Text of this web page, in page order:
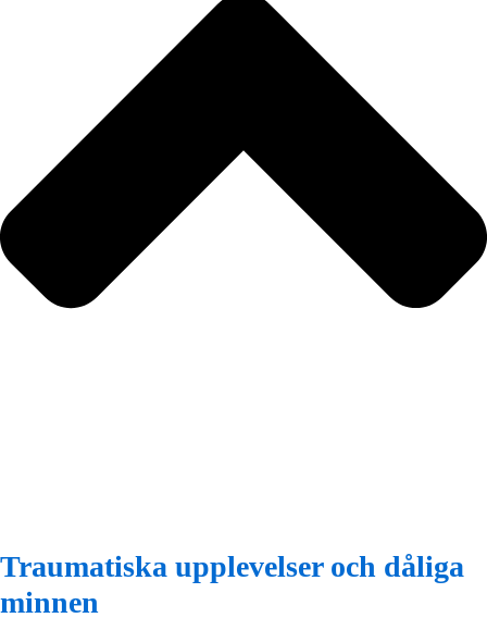
Traumatiska upplevelser och dåliga
minnen